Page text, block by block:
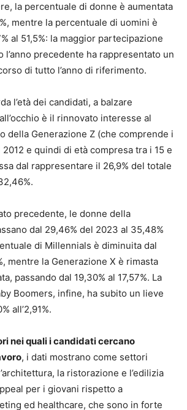
la percentuale di donne è aumentata
mentre la percentuale di uomini è
al 51,5%: la maggior partecipazione
precedente ha rappresentato un
di tutto l’anno di riferimento.
l’età dei candidati, a balzare
è il rinnovato interesse al
della Generazione Z (che comprende i
e quindi di età compresa tra i 15 e
dal rappresentare il 26,9% del totale
precedente, le donne della
dal 29,46% del 2023 al 35,48%
di Millennials è diminuita dal
mentre la Generazione X è rimasta
passando dal 19,30% al 17,57%. La
Boomers, infine, ha subito un lieve
all’2,91%.
nei quali i candidati cercano
, i dati mostrano come settori
la ristorazione e l’edilizia
per i giovani rispetto a
ed healthcare, che sono in forte